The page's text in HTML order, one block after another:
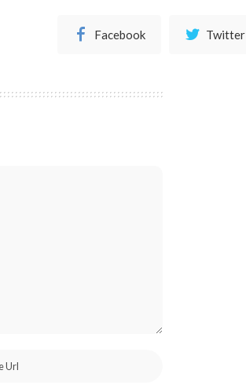
Facebook Twitter